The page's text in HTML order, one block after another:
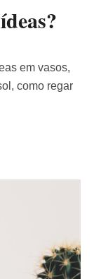
em vasos,
como regar